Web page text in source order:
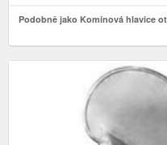
Podobně jako Komínová hlavice